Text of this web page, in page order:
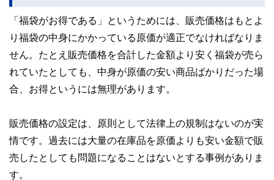
「福袋がお得である」というためには、販売価格はもとよ
り福袋の中身にかかっている原価が適正でなければなりま
せん。たとえ販売価格を合計した金額より安く福袋が売ら
れていたとしても、中身が原価の安い商品ばかりだった場
合、お得というには無理があります。
販売価格の設定は、原則として法律上の規制はないのが実
情です。過去には大量の在庫品を原価よりも安い金額で販
売したとしても問題になることはないとする事例がありま
す。